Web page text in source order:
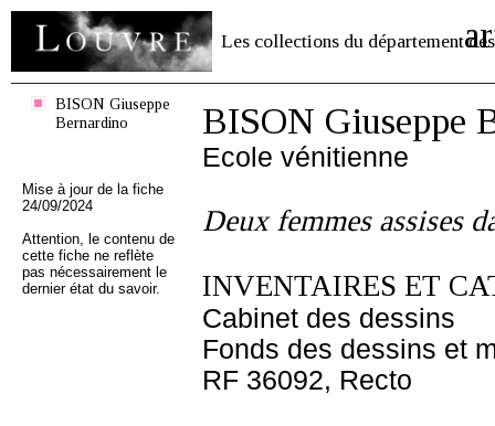
Les collections du département des
BISON Giuseppe
Bernardino
Mise à jour de la fiche
24/09/2024
Attention, le contenu de
cette fiche ne reflète
pas nécessairement le
dernier état du savoir.
BISON Giuseppe
Ecole vénitienne
Deux femmes assises
INVENTAIRES ET
Cabinet des dessins
Fonds des dessins et
RF 36092, Recto